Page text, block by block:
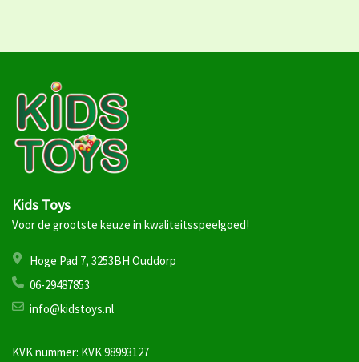
Kids Toys
Voor de grootste keuze in kwaliteitsspeelgoed!
Hoge Pad 7, 3253BH Ouddorp
06-29487853
info@kidstoys.nl
KVK nummer: KVK 98993127